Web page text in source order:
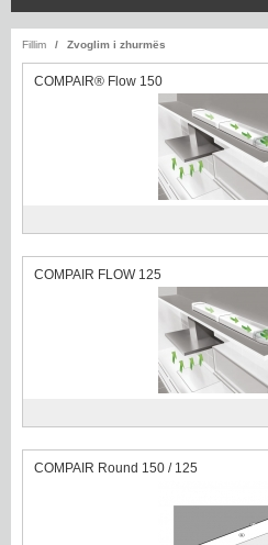
Fillim Zvoglim i zhurmës
COMPAIR® Flow 150
COMPAIR FLOW 125
COMPAIR Round 150 / 125